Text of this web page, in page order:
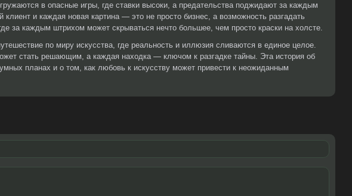
в опасные игры, где ставки высоки, а предательства поджидают за каждым
и каждая новая картина — это не просто бизнес, а возможность разгадать
за каждым штрихом может скрываться нечто большее, чем просто краски на холсте.
по миру искусства, где реальность и иллюзия сливаются в единое целое.
стать решающим, а каждая находка — ключом к разгадке тайны. Эта история об
планах и о том, как любовь к искусству может привести к неожиданным